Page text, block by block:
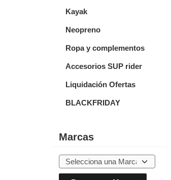
Kayak
Neopreno
Ropa y complementos
Accesorios SUP rider
Liquidación Ofertas
BLACKFRIDAY
Marcas